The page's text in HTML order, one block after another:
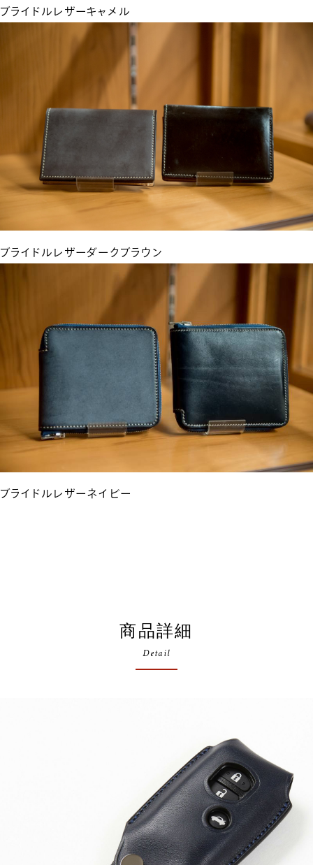
ブライドルレザーキャメル
ブライドルレザーダークブラウン
ブライドルレザーネイビー
商品詳細
Detail